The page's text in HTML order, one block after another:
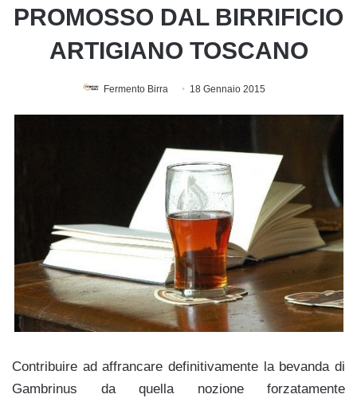
PROMOSSO DAL BIRRIFICIO
ARTIGIANO TOSCANO
Fermento Birra 18 Gennaio 2015
Contribuire ad affrancare definitivamente la bevanda di
Gambrinus da quella nozione forzatamente